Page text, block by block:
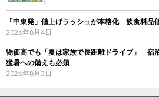
「中東発」値上げラッシュが本格化 飲食料品
2026年8月4日
物価高でも「夏は家族で長距離ドライブ」 宿
猛暑への備えも必須
2026年8月3日